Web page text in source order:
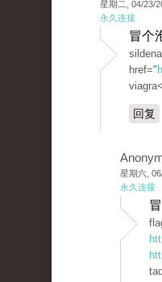
星期二, 04/23/
永久连接
冒个
href="
回复
星期六,
永久连接